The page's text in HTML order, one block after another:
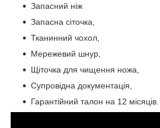
Запасний ніж
Запасна сіточка,
Тканинний чохол,
Мережевий шнур,
Щіточка для чищення ножа,
Супровідна документація,
Гарантійний талон на 12 місяців.